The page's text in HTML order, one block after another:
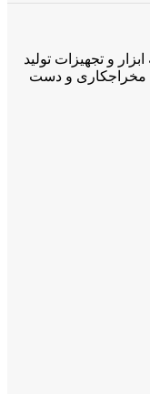
و تجهیزات تولید
مخراجکاری و دست